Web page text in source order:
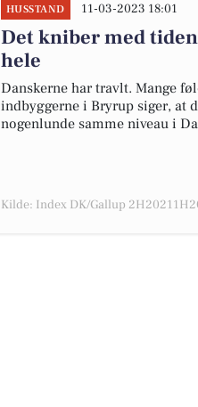
HUSSTAND 11-03-2023 18:01
Det kniber med
hele
Danskerne har travlt. Mange
indbyggerne i Bryrup siger, at
nogenlunde samme niveau i
Kilde: Index DK/Gallup